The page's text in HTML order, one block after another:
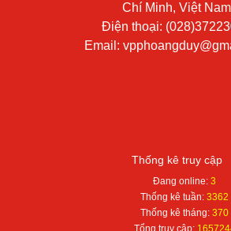
Chí Minh, Việt Nam
Điện thoại:
Email:
Thống kê truy cập
Đang online: 3
Thống kê tuần: 3362
Thống kê tháng: 370
Tổng truy cập: